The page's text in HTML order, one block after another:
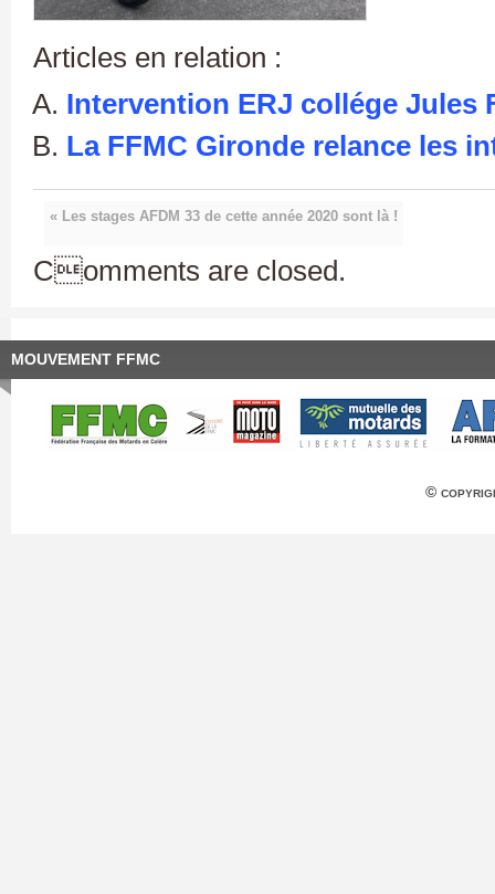
Articles en relation :
Intervention ERJ collége Jules
La FFMC Gironde relance les
« Les stages AFDM 33 de cette année 2020 sont là !
Comments are closed.
MOUVEMENT FFMC
©